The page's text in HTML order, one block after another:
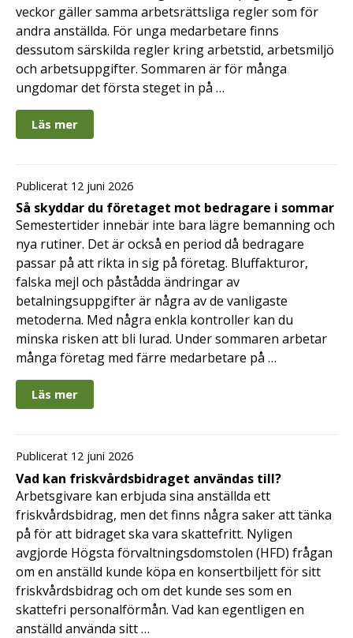
veckor gäller samma arbetsrättsliga regler som för
andra anställda. För unga medarbetare finns
dessutom särskilda regler kring arbetstid, arbetsmiljö
och arbetsuppgifter. Sommaren är för många
ungdomar det första steget in på …
Läs mer
Publicerat 12 juni 2026
Så skyddar du företaget mot bedragare i sommar
Semestertider innebär inte bara lägre bemanning och
nya rutiner. Det är också en period då bedragare
passar på att rikta in sig på företag. Bluffakturor,
falska mejl och påstådda ändringar av
betalningsuppgifter är några av de vanligaste
metoderna. Med några enkla kontroller kan du
minska risken att bli lurad. Under sommaren arbetar
många företag med färre medarbetare på …
Läs mer
Publicerat 12 juni 2026
Vad kan friskvårdsbidraget användas till?
Arbetsgivare kan erbjuda sina anställda ett
friskvårdsbidrag, men det finns några saker att tänka
på för att bidraget ska vara skattefritt. Nyligen
avgjorde Högsta förvaltningsdomstolen (HFD) frågan
om en anställd kunde köpa en konsertbiljett för sitt
friskvårdsbidrag och om det kunde ses som en
skattefri personalförmån. Vad kan egentligen en
anställd använda sitt …